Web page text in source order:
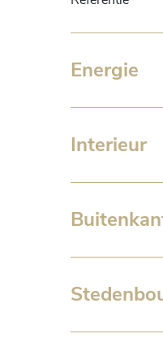
Energie
Interieur